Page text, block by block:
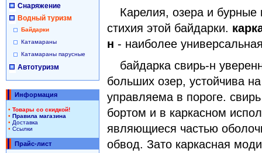
Снаряжение
Водный туризм
Байдарки
Катамараны
Катамараны парусные
Автотуризм
Информация
• Товары со скидкой!
• Правила магазина
• Доставка
• Ссылки
Прайс-лист
Карелия, озера и
стихия этой байдарки.
н - наиболее
байдарка свирь-н
больших озер, устойчива
управляема в пороге.
бортом и в каркасном
являющиеся частью
обвод. Зато каркасная